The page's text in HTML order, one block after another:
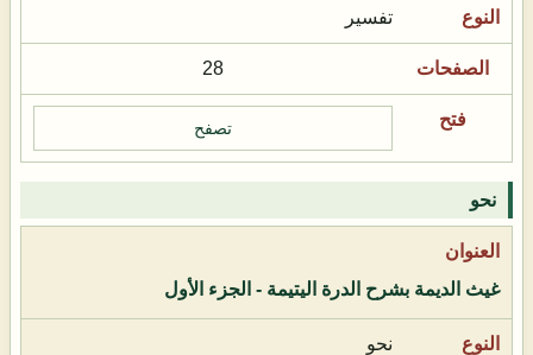
تفسير
28
تصفح
نحو
غيث الديمة بشرح الدرة اليتيمة - الجزء الأول
نحو